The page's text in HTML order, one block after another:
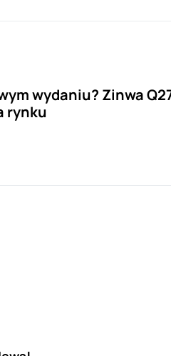
wydaniu? Zinwa
rynku